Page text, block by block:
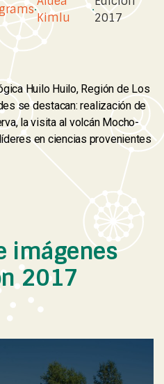
·
Kimlu
·
2017
Huilo Huilo, Región de Los
se destacan: realización de
la visita al volcán Mocho-
en ciencias provenientes
imágenes
2017